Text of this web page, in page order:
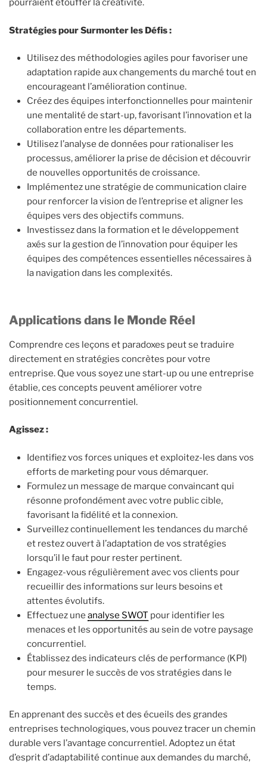
pourraient étouffer la créativité.
Stratégies pour Surmonter les Défis :
Utilisez des méthodologies agiles pour favoriser une
adaptation rapide aux changements du marché tout en
encourageant l’amélioration continue.
Créez des équipes interfonctionnelles pour maintenir
une mentalité de start-up, favorisant l’innovation et la
collaboration entre les départements.
Utilisez l’analyse de données pour rationaliser les
processus, améliorer la prise de décision et découvrir
de nouvelles opportunités de croissance.
Implémentez une stratégie de communication claire
pour renforcer la vision de l’entreprise et aligner les
équipes vers des objectifs communs.
Investissez dans la formation et le développement
axés sur la gestion de l’innovation pour équiper les
équipes des compétences essentielles nécessaires à
la navigation dans les complexités.
Applications dans le Monde Réel
Comprendre ces leçons et paradoxes peut se traduire
directement en stratégies concrètes pour votre
entreprise. Que vous soyez une start-up ou une entreprise
établie, ces concepts peuvent améliorer votre
positionnement concurrentiel.
Agissez :
Identifiez vos forces uniques et exploitez-les dans vos
efforts de marketing pour vous démarquer.
Formulez un message de marque convaincant qui
résonne profondément avec votre public cible,
favorisant la fidélité et la connexion.
Surveillez continuellement les tendances du marché
et restez ouvert à l’adaptation de vos stratégies
lorsqu’il le faut pour rester pertinent.
Engagez-vous régulièrement avec vos clients pour
recueillir des informations sur leurs besoins et
attentes évolutifs.
Effectuez une analyse SWOT pour identifier les
menaces et les opportunités au sein de votre paysage
concurrentiel.
Établissez des indicateurs clés de performance (KPI)
pour mesurer le succès de vos stratégies dans le
temps.
En apprenant des succès et des écueils des grandes
entreprises technologiques, vous pouvez tracer un chemin
durable vers l’avantage concurrentiel. Adoptez un état
d’esprit d’adaptabilité continue aux demandes du marché,